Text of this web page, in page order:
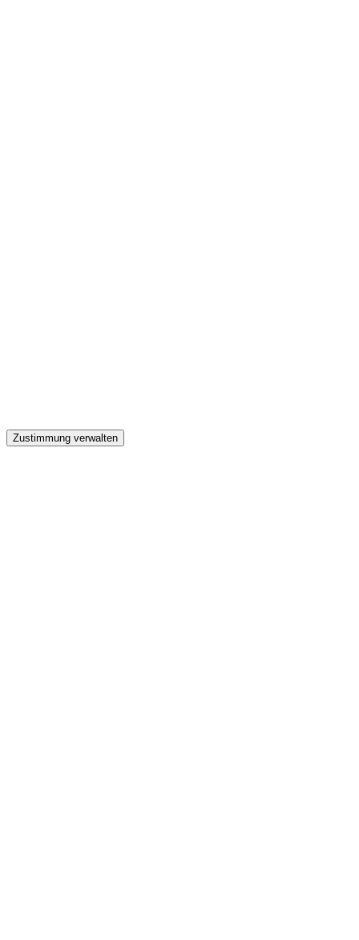
Zustimmung verwalten